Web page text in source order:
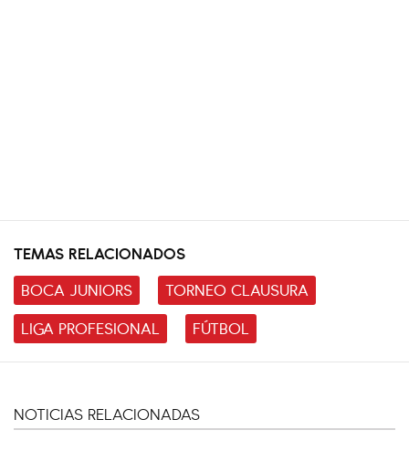
TEMAS RELACIONADOS
BOCA JUNIORS
TORNEO CLAUSURA
LIGA PROFESIONAL
FÚTBOL
NOTICIAS RELACIONADAS